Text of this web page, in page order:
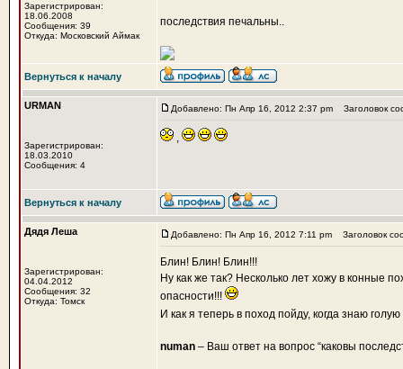
Зарегистрирован:
18.06.2008
Сообщения: 39
Откуда: Московский Аймак
последствия печальны..
Вернуться к началу
URMAN
Зарегистрирован:
18.03.2010
Сообщения: 4
Добавлено: Пн Апр 16, 2012 2:37 pm Заголовок
,
Вернуться к началу
Дядя Леша
Зарегистрирован:
04.04.2012
Сообщения: 32
Откуда: Томск
Добавлено: Пн Апр 16, 2012 7:11 pm Заголовок
Блин! Блин! Блин!!!
Ну как же так? Несколько лет хожу в конные
опасности!!!
И как я теперь в поход пойду, когда знаю
numan – Ваш ответ на вопрос “каковы